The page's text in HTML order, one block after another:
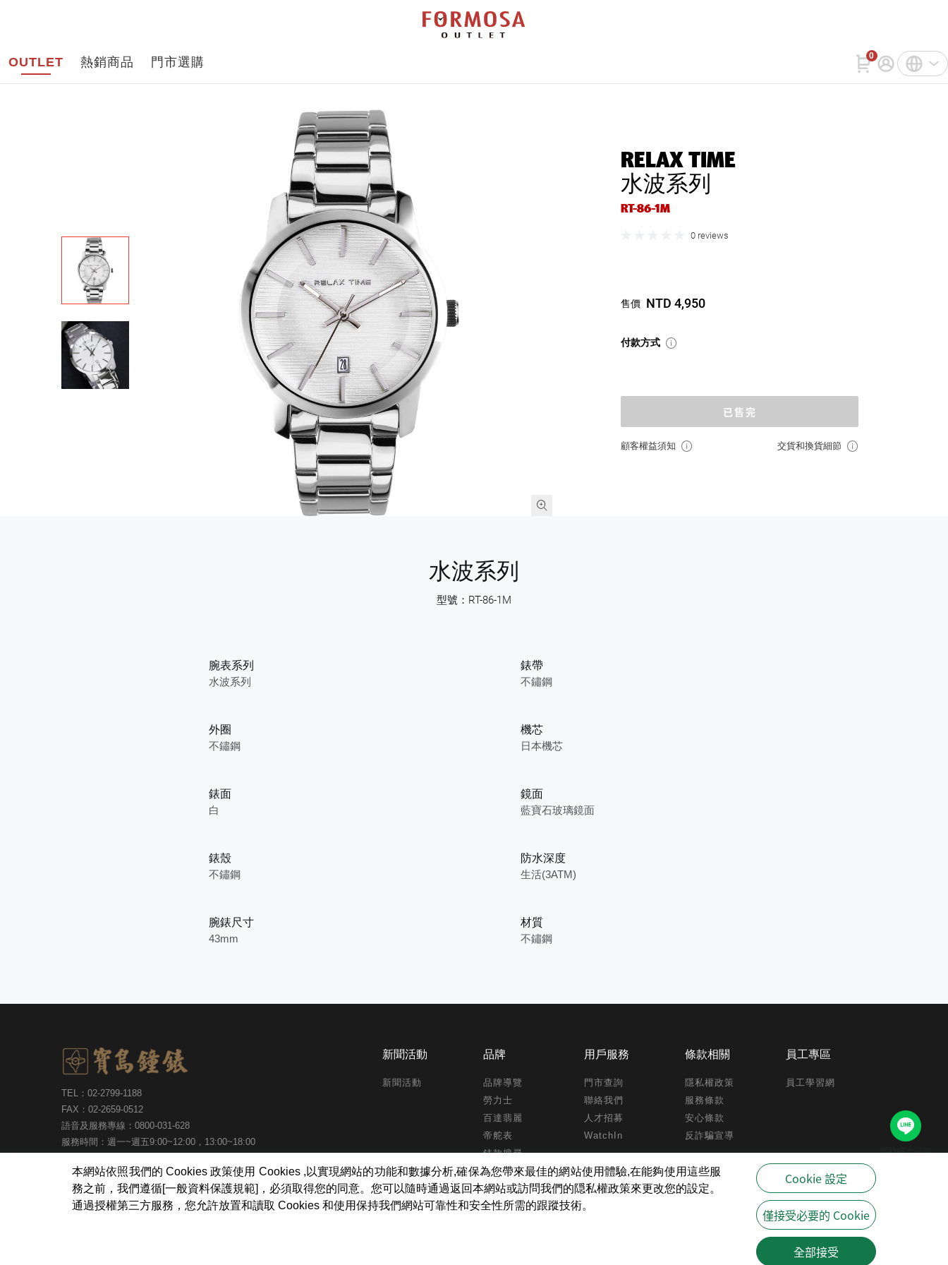
帝舵表 錶款搜尋 維修服務
OUTLET 熱銷商品 門市選購 0
RELAX TIME
水波系列
RT-86-1M
0 reviews
售價 NTD 4,950
付款方式
已售完
顧客權益須知 交貨和換貨細節
水波系列
型號：RT-86-1M
腕表系列
水波系列
錶帶
不鏽鋼
外圈
不鏽鋼
機芯
日本機芯
錶面
白
鏡面
藍寶石玻璃鏡面
錶殼
不鏽鋼
防水深度
生活(3ATM)
腕錶尺寸
43mm
材質
不鏽鋼
即時線上諮詢
TEL：02-2799-1188
FAX：02-2659-0512
語音及服務專線：0800-031-628
服務時間：週一~週五9:00~12:00，13:00~18:00
新聞活動
新聞活動
品牌
品牌導覽
勞力士
百達翡麗
帝舵表
錶款搜尋
用戶服務
門市查詢
聯絡我們
人才招募
WatchIn
條款相關
隱私權政策
服務條款
安心條款
反詐騙宣導
員工專區
員工學習網
本網站依照我們的 Cookies 政策使用 Cookies ,以實現網站的功能和數據分析,確保為您帶來最佳的網站使用體驗,在能夠使用這些服
務之前，我們遵循[一般資料保護規範]，必須取得您的同意。您可以隨時通過返回本網站或訪問我們的隠私權政策來更改您的設定。
通過授權第三方服務，您允許放置和讀取 Cookies 和使用保持我們網站可靠性和安全性所需的跟蹤技術。
Cookie 設定
僅接受必要的 Cookie
全部接受